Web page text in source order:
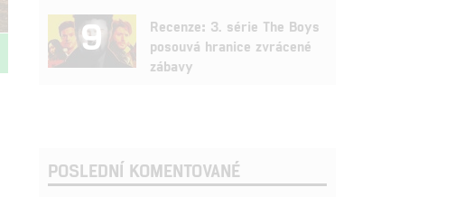
9
Recenze: 3. série The Boys
posouvá hranice zvrácené
zábavy
POSLEDNÍ KOMENTOVANÉ